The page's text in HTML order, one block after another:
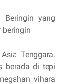
yang
beringin
Tenggara.
berada di tepi
vihara